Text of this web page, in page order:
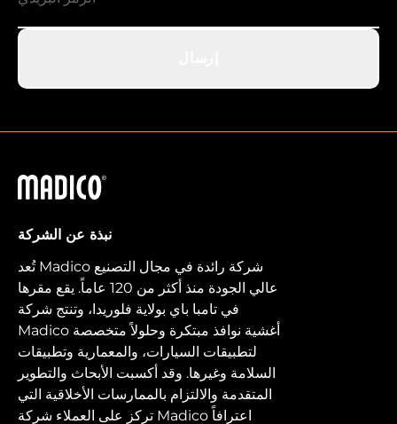
ماديكو
نبذة عن الشركة
تُعد Madico شركة رائدة في مجال التصنيع
عالي الجودة منذ أكثر من 120 عاماً. يقع مقرها
في تامبا باي بولاية فلوريدا، وتنتج شركة
Madico أغشية نوافذ مبتكرة وحلولاً متخصصة
لتطبيقات السيارات، والمعمارية وتطبيقات
السلامة وغيرها. وقد أكسبت الأبحاث والتطوير
المتقدمة والالتزام بالممارسات الأخلاقية التي
تركز على العملاء شركة Madico اعترافاً